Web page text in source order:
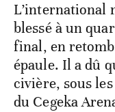
L’international
blessé à un
final, en
épaule. Il a dû
civière, sous
du Cegeka